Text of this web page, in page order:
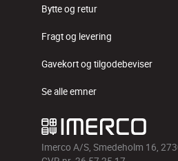
Bytte og retur
Fragt og levering
Gavekort og tilgodebeviser
Se alle emner
Imerco A/S, Smedeholm 16,